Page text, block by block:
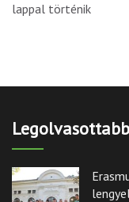
lappal történik